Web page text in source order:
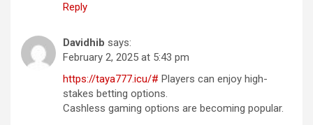
Reply
Davidhib says:
February 2, 2025 at 5:43 pm
https://taya777.icu/# Players can enjoy high-
stakes betting options.
Cashless gaming options are becoming popular.